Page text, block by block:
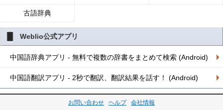
古語辞典
Weblio公式アプリ
中国語辞典アプリ - 無料で複数の辞書をまとめて検索 (Android)
中国語翻訳アプリ - 2秒で翻訳、翻訳結果を話す！ (Android)
お問い合わせ ヘルプ 会社情報